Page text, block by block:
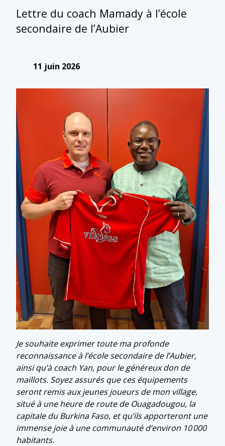
Lettre du coach Mamady à l’école
secondaire de l’Aubier
11 juin 2026
Je souhaite exprimer toute ma profonde
reconnaissance à l’école secondaire de l’Aubier,
ainsi qu’à coach Yan, pour le généreux don de
maillots. Soyez assurés que ces équipements
seront remis aux jeunes joueurs de mon village,
situé à une heure de route de Ouagadougou, la
capitale du Burkina Faso, et qu’ils apporteront une
immense joie à une communauté d’environ 10 000
habitants.